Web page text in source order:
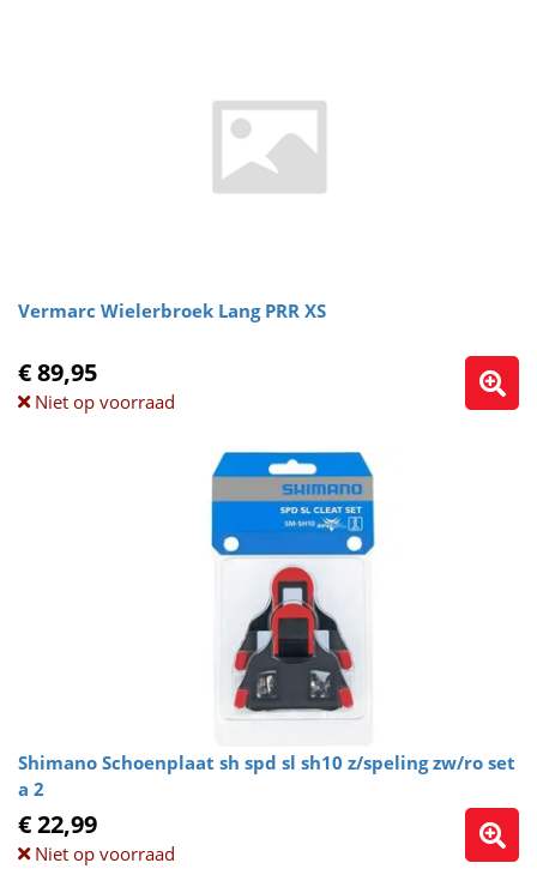
Vermarc Wielerbroek Lang PRR XS
€ 89,95
Niet op voorraad
Shimano Schoenplaat sh spd sl sh10 z/speling zw/ro set
a 2
€ 22,99
Niet op voorraad